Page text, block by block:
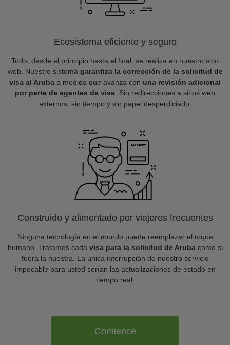
Ecosistema eficiente y seguro
Todo, desde el principio hasta el final, se realiza en nuestro sitio
web. Nuestro sistema garantiza la corrección de la solicitud de
visa al Aruba a medida que avanza con una revisión adicional
por parte de agentes de visa . Sin redirecciones a sitios web
externos, sin tiempo y sin papel desperdiciado.
Construido y alimentado por viajeros frecuentes
Ninguna tecnología en el mundo puede reemplazar el toque
humano. Tratamos cada visa para la solicitud de Arubacomo si
fuera la nuestra. La única interrupción de nuestro servicio
impecable para usted serían las actualizaciones de estado en
tiempo real.
Comience